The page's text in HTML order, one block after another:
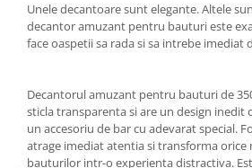
Unele decantoare sunt elegante. Altele
decantor amuzant pentru bauturi este
face oaspetii sa rada si sa intrebe imediat
Decantorul amuzant pentru bauturi de
sticla transparenta si are un design inedit
un accesoriu de bar cu adevarat special.
atrage imediat atentia si transforma orice
bauturilor intr-o experienta distractiva.